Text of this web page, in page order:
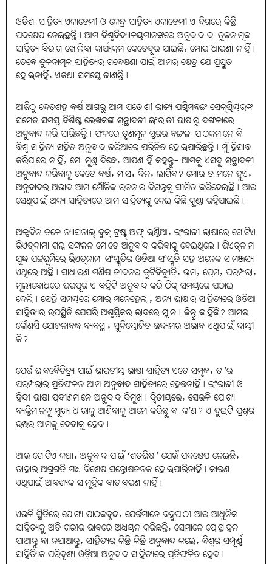
ଓଡ଼ିଶା ସାହିତ୍ୟ ଏକାଡେମୀ ଓ କେନ୍ଦ୍ର ସାହିତ୍ୟ ଏକାଡେମୀ ଏ ଦିଗରେ କିଛି
ପଦକ୍ଷେପ ନେଇଛନ୍ତି। ଆମ ବିଶ୍ବବିଦ୍ୟାଳୟମାନଙ୍କରେ ଅନୁବାଦ ବା ତୁଳନାତ୍ମକ
ସାହିତ୍ୟ ବିଭାଗ ଖୋଲିବା କାର୍ଯ୍ୟକ୍ରମ କେତେଦୂର ଯାଇଛି, ମୋର ଧାରଣା ନାହିଁ।
ତେବେ ତୁଳନାତ୍ମକ ସାହିତ୍ୟର ଗବେଷଣା ପାଇଁ ଆମର କ୍ଷେତ୍ର ଯେ ପ୍ରସ୍ତୁତ
ହୋଇନାହିଁ, ଏକଥା ସମସ୍ତେ ଜାଣନ୍ତି।
ଆଜିଠୁ ଦେଢ଼ଶହ ବର୍ଷ ଆଗରୁ ଆମ ପଡ଼ୋଶୀ ରାଜ୍ୟ ପଶ୍ଚିମବଙ୍ଗ ସେକ୍‌ସ୍ପିୟରଙ୍କ
ସମେତ ସମସ୍ତ ବିଶିଷ୍ଟ ଲେଖକଙ୍କ ଗ୍ରନ୍ଥାବଳୀ ଇଂରାଜୀ ଭାଷାରୁ ବଙ୍ଗଳାରେ
ଅନୁବାଦ କରି ସାରିଛନ୍ତି। ଫଳରେ ତୃଣମୂଳ ସ୍ତରର ବଙ୍ଗଳା ପାଠକମାନେ ବି
ବିଶ୍ବ ସାହିତ୍ୟ ସହିତ ଅନୁବାଦ ଜରିଆରେ ପରିଚିତ ହୋଇପାରିଛନ୍ତି। ମୁଁ ହିସାବ
କରିପାରେ ନାହିଁ, ମୋ ମୁଣ୍ଡ ବିନ୍ଧେ, ଆପଣ ହିଁ କହନ୍ତୁ- ଆମକୁ ଏସବୁ ଗ୍ରନ୍ଥାବଳୀ
ଅନୁବାଦ କରିବାକୁ କେତେ ବର୍ଷ, ମାସ, ଦିନ, ଲାଗିବ? ମୋର ତ ମନେ ହୁଏ,
ଅନୁବାଦର ଅଭାବ ଆମ ମୌଳିକ ରଚନାର ଦିଗନ୍ତକୁ ସୀମିତ କରିଦେଇଛି। ଆଉ
ସେଥିପାଇଁ ଅନ୍ୟ ସାହିତ୍ୟରେ ଆମ ସାହିତ୍ୟକୁ ନେଇ କିଛି କୁଣ୍ଠା ରହିଯାଇଛି।
ଅଳ୍ପଦିନ ତଳେ ନ୍ୟାସନାଲ୍‌ ବୁକ୍‌ ଟ୍ରଷ୍ଟ୍‌ ଅଫ୍‌ ଇଣ୍ଡିଆ, ଇଂରାଜୀ ଭାଷାରେ ଗୋଟିଏ
ଭିଏତ୍‌ନାମା ଗଳ୍ପ ସଙ୍କଳନ ମୋତେ ଅନୁବାଦ କରିବାକୁ ଦେଇଥିଲେ। ଭିଏତ୍‌ନାମ
ଯୁଦ୍ଧ ପଟ୍ଟଭୂମିରେ ଭିଏତ୍‌ନାମା ସଂସ୍କୃତିର ଓଡ଼ିଆ ସଂସ୍କୃତି ସହ ଅନେକ ସାମଞ୍ଜସ୍ୟ
ଏଥିରେ ଅଛି। ସାଧାରଣ ମଣିଷ ଜୀବନର ତ୍ରୁଟିବିଚ୍ୟୁତି, ଭ୍ରମ, ପ୍ରେମ, ପରମ୍ପରା,
ମୂଲ୍ୟବୋଧରେ ଭରପୂର ଏ ବହିଟି ଅନୁବାଦ କରି ଠିକ୍‌ ସମୟରେ ପଠାଇ
ଦେଲି। ସେହି ସମୟରେ ମୋର ମନେହେଲା, ଅନ୍ୟ ଭାଷାର ସାହିତ୍ୟରେ ଓଡ଼ିଆ
ସାହିତ୍ୟର ଉପସ୍ଥିତି ଯେପରି ଅଶ୍ବସ୍ତିକର ଭାବରେ ମ୍ଲାନ। କିନ୍ତୁ କାହିଁକି? ଆମର
କୌଣସି ଯୋଜନାବଦ୍ଧ ବ୍ୟବସ୍ଥା, ସୁନିୟୋଜିତ ଉଦ୍ୟମର ଅଭାବ ଏଥିପାଇଁ ଦାୟୀ
କି?
ଯେଉଁ ଭାବବୈଚିତ୍ର୍ୟ ପାଇଁ ଭାରତୀୟ ଭାଷା ସାହିତ୍ୟ ଏତେ ସମୃଦ୍ଧ, ତା’ର
ପରମ୍ପରାର ପ୍ରତିଫଳନ ଆମ ଅନୁବାଦ ସାହିତ୍ୟରେ ହେଉନାହିଁ। ଇଂରାଜୀ ଓ
ହିନ୍ଦୀ ଭାଷା ପ୍ରବୀଣମାନେ ଅନୁବାଦ ବିମୁଖ। ଦ୍ବିତୀୟରେ, ସେଭଳି ଯୋଗ୍ୟ
ବ୍ୟକ୍ତିମାନଙ୍କୁ ମୁଖ୍ୟ ଧାରାକୁ ଆଣିବାକୁ ଆମେ କରିଛୁ ବା କ’ଣ? ଏ ଦୁଇଟି ପ୍ରଶ୍ନର
ଉତ୍ତର ଆମକୁ ଦେବାକୁ ହେବ।
ଆଉ ଗୋଟିଏ କଥା, ଅନୁବାଦ ପାଇଁ ‘ଶତଭିଷା’ ଯେଉଁ ପଦକ୍ଷେପ ନେଇଛି,
ତାହାର ଅଗ୍ରଗତି ମଧ୍ୟ ବିଶେଷ ସନ୍ତୋଷଜନକ ହୋଇପାରିନାହିଁ। କାରଣ
ଏଥିପାଇଁ ଆବଶ୍ୟକ ସାମୂହିକ ବାତାବରଣ ନାହିଁ।
ଏଭଳି ସ୍ଥିତିରେ ଯୋଗ୍ୟ ପାଠକବୃନ୍ଦ, ଯେଉଁମାନେ ବହୁପାଠୀ ଆଉ ଆଧୁନିକ
ସାହିତ୍ୟକୁ ଅତି ଗଭୀର ଭାବରେ ଅଧ୍ୟୟନ କରିଛନ୍ତି, ସେମାନେ ପ୍ରୋତ୍ସାହନ
ପାଆନ୍ତୁ ବା ନପାଆନ୍ତୁ, ସାହିତ୍ୟର କିଛି କିଛି ଅନୁବାଦ କଲେ, ବିଶ୍ବର ସମ୍ପୂର୍ଣ୍ଣ
ସାହିତ୍ୟିକ ପରିଦୃଶ୍ୟ ଓଡ଼ିଆ ଅନୁବାଦ ସାହିତ୍ୟରେ ପ୍ରତିଫଳିତ ହେବ।